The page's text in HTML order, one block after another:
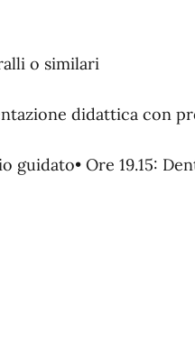
o similari
didattica con
guidato• Ore 19.15: